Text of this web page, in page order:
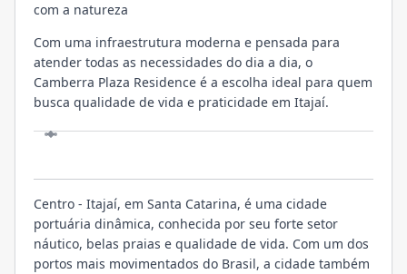
com a natureza
Com uma infraestrutura moderna e pensada para
atender todas as necessidades do dia a dia, o
Camberra Plaza Residence é a escolha ideal para quem
busca qualidade de vida e praticidade em Itajaí.
Centro - Itajaí, em Santa Catarina, é uma cidade
portuária dinâmica, conhecida por seu forte setor
náutico, belas praias e qualidade de vida. Com um dos
portos mais movimentados do Brasil, a cidade também